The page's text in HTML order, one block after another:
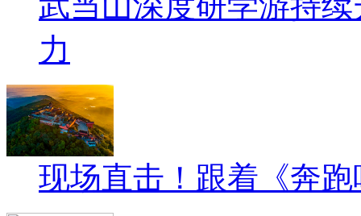
力
现场直击！跟着《奔